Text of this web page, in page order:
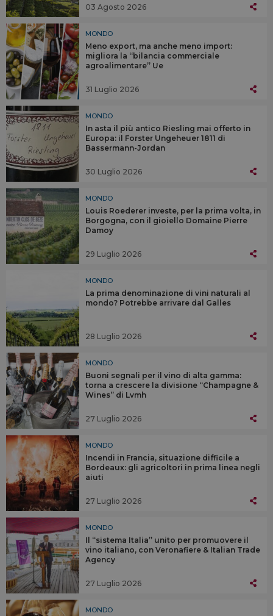
03 Agosto 2026
MONDO
Meno export, ma anche meno import:
migliora la “bilancia commerciale
agroalimentare” Ue
31 Luglio 2026
MONDO
In asta il più antico Riesling mai offerto in
Europa: il Forster Ungeheuer 1811 di
Bassermann-Jordan
30 Luglio 2026
MONDO
Louis Roederer investe, per la prima volta, in
Borgogna, con il gioiello Domaine Pierre
Damoy
29 Luglio 2026
MONDO
La prima denominazione di vini naturali al
mondo? Potrebbe arrivare dal Galles
28 Luglio 2026
MONDO
Buoni segnali per il vino di alta gamma:
torna a crescere la divisione “Champagne &
Wines” di Lvmh
27 Luglio 2026
MONDO
Incendi in Francia, situazione difficile a
Bordeaux: gli agricoltori in prima linea negli
aiuti
27 Luglio 2026
MONDO
Il “sistema Italia” unito per promuovere il
vino italiano, con Veronafiere & Italian Trade
Agency
27 Luglio 2026
MONDO